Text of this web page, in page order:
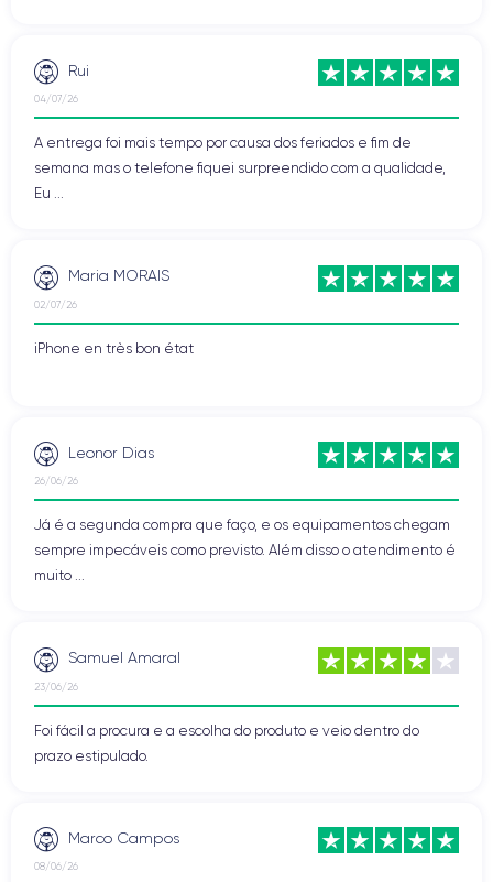
Rui
04/07/26
A entrega foi mais tempo por causa dos feriados e fim de
semana mas o telefone fiquei surpreendido com a qualidade,
Eu ...
Maria MORAIS
02/07/26
iPhone en très bon état
Leonor Dias
26/06/26
Já é a segunda compra que faço, e os equipamentos chegam
sempre impecáveis como previsto. Além disso o atendimento é
muito ...
Samuel Amaral
23/06/26
Foi fácil a procura e a escolha do produto e veio dentro do
prazo estipulado.
Marco Campos
08/06/26